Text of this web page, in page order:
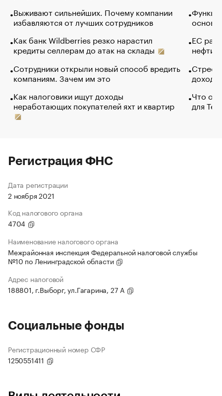
Выживают сильнейших. Почему компании
избавляются от лучших сотрудников
Как банк Wildberries резко нарастил
кредиты селлерам до атак на склады
Сотрудники открыли новый способ вредить
компаниям. Зачем им это
Как налоговики ищут доходы
неработающих покупателей яхт и квартир
основ
ЕС
нефти
Что
для
Регистрация ФНС
Дата регистрации
2 ноября 2021
Код налогового органа
4704
Наименование налогового органа
Межрайонная инспекция Федеральной налоговой службы
№10 по Ленинградской области
Адрес налоговой
188801, г.Выборг, ул.Гагарина, 27 А
Социальные фонды
Регистрационный номер СФР
1250551411